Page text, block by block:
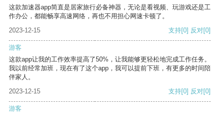
这款加速器app简直是居家旅行必备神器，无论是看视频、玩游戏还是工
作办公，都能畅享高速网络，再也不用担心网速卡顿了。
2023-12-15
支持[0] 反对[0]
游客
这款app让我的工作效率提高了50%，让我能够更轻松地完成工作任务。
我以前经常加班，现在有了这个app，我可以提前下班，有更多的时间陪
伴家人。
2023-12-15
支持[0] 反对[0]
游客